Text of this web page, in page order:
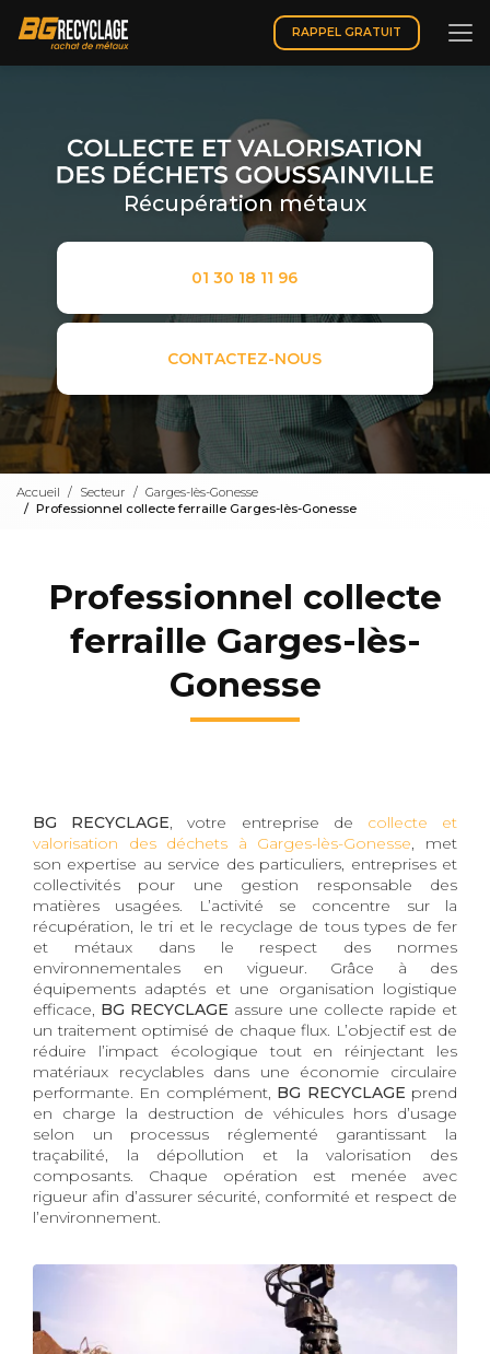
contenu
principal
RAPPEL GRATUIT
Récupération métaux
01 30 18 11 96
CONTACTEZ-NOUS
Accueil Secteur
Garges-lès-Gonesse
Professionnel collecte ferraille Garges-lès-Gonesse
Professionnel collecte
ferraille Garges-lès-
Gonesse
BG RECYCLAGE, votre entreprise de collecte et
valorisation des déchets à Garges-lès-Gonesse, met
son expertise au service des particuliers, entreprises et
collectivités pour une gestion responsable des
matières usagées. L’activité se concentre sur la
récupération, le tri et le recyclage de tous types de fer
et métaux dans le respect des normes
environnementales en vigueur. Grâce à des
équipements adaptés et une organisation logistique
efficace, BG RECYCLAGE assure une collecte rapide et
un traitement optimisé de chaque flux. L’objectif est de
réduire l’impact écologique tout en réinjectant les
matériaux recyclables dans une économie circulaire
performante. En complément, BG RECYCLAGE prend
en charge la destruction de véhicules hors d’usage
selon un processus réglementé garantissant la
traçabilité, la dépollution et la valorisation des
composants. Chaque opération est menée avec
rigueur afin d’assurer sécurité, conformité et respect de
l’environnement.